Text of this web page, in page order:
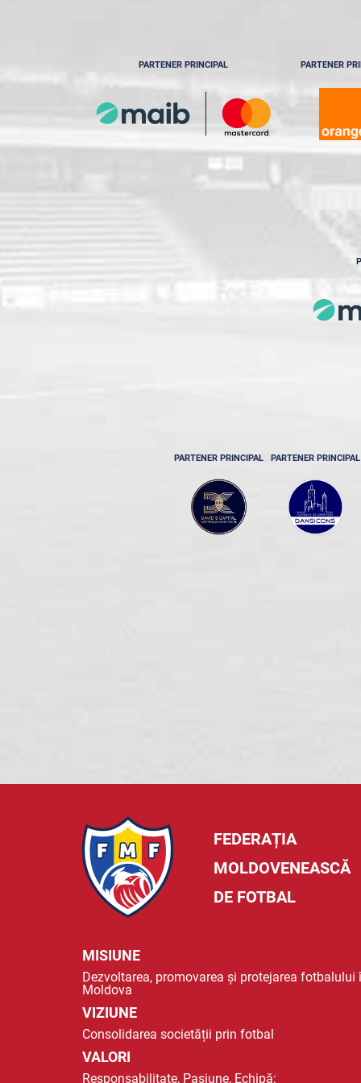
PARTENER PRINCIPAL PARTENER
PARTENER PRINCIPAL PARTENER PRINCIPAL
FEDERAȚIA
MOLDOVENEASCĂ
DE FOTBAL
MISIUNE
Dezvoltarea, promovarea și protejarea fotbalului
Moldova
VIZIUNE
Consolidarea societății prin fotbal
VALORI
Responsabilitate, Pasiune, Echipă;